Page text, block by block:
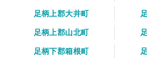
足柄上郡大井町
足柄上郡山北町
足柄下郡箱根町